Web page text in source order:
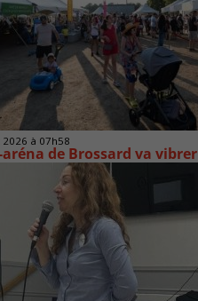
à 07h58
aréna de Brossard va